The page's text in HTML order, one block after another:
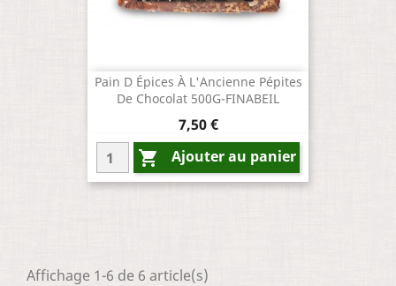
Pain D Épices À L'Ancienne Pépites
De Chocolat 500G-FINABEIL
Prix
7,50 €
 Ajouter au panier
Affichage 1-6 de 6 article(s)